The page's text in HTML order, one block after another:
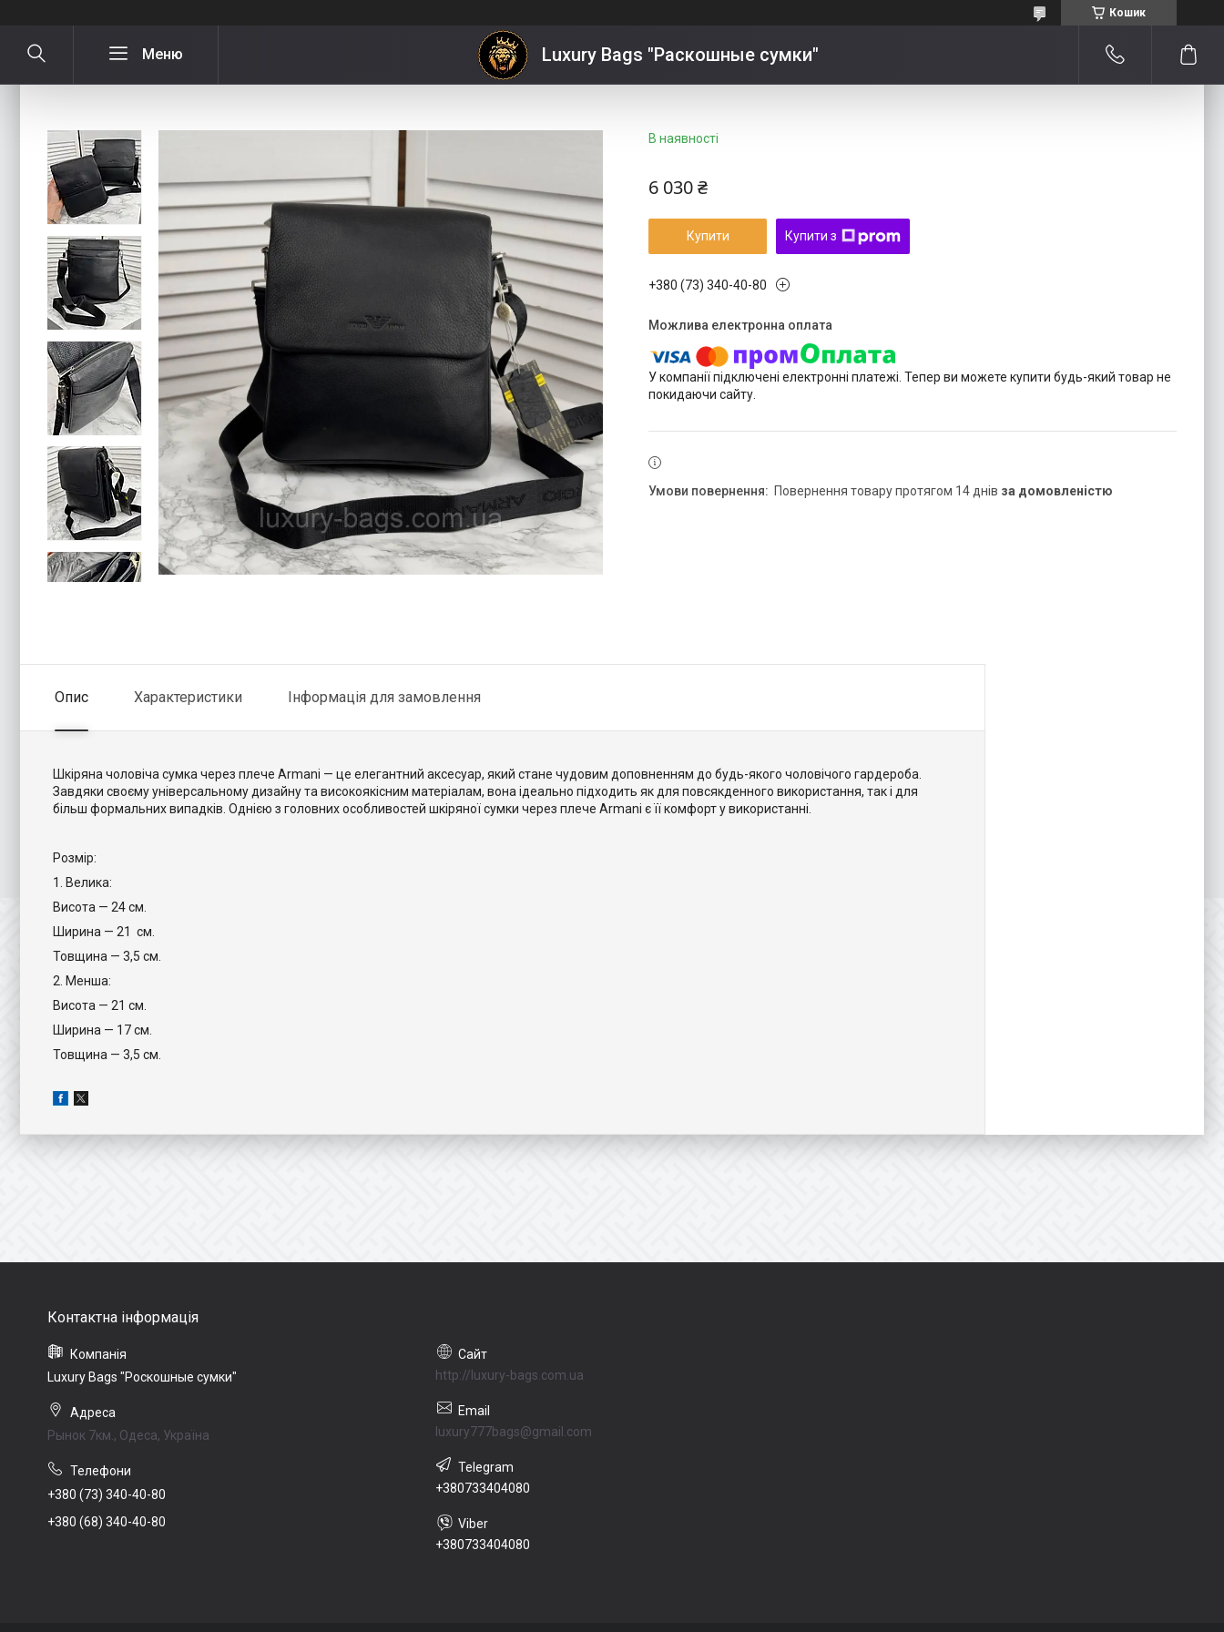
Кошик
Luxury Bags "Раскошные сумки"
Шкіряна сумка через плече для хлопців Armani
В наявності
6 030 ₴
Купити Купити з
+380 (73) 340-40-80
У компанії підключені електронні платежі. Тепер ви можете купити будь-який товар не
покидаючи сайту.
повернення товару протягом 14 днів за домовленістю
Опис Характеристики Інформація для замовлення
Шкіряна чоловіча сумка через плече Armani — це елегантний аксесуар, який стане чудовим доповненням до будь-якого чоловічого гардероба.
Завдяки своєму універсальному дизайну та високоякісним матеріалам, вона ідеально підходить як для повсякденного використання, так і для
більш формальних випадків. Однією з головних особливостей шкіряної сумки через плече Armani є її комфорт у використанні.
Розмір:
1. Велика:
Висота — 24 см.
Ширина — 21 см.
Товщина — 3,5 см.
2. Менша:
Висота — 21 см.
Ширина — 17 см.
Товщина — 3,5 см.
Luxury Bags "Роскошные сумки"
Рынок 7км., Одеса, Україна
+380 (73) 340-40-80
+380 (68) 340-40-80
http://luxury-bags.com.ua
luxury777bags@gmail.com
+380733404080
+380733404080